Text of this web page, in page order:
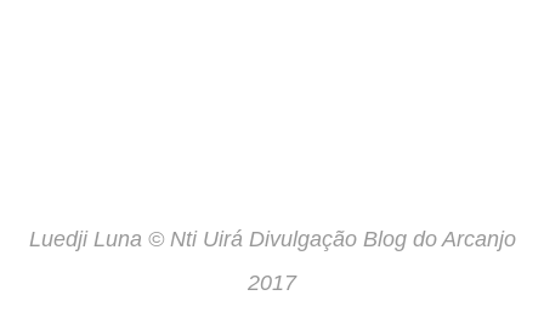
Luedji Luna © Nti Uirá Divulgação Blog do Arcanjo
2017